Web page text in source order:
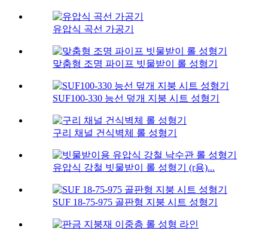
유압식 곡선 가공기
맞춤형 조명 파이프 빗물받이 롤 성형기
SUF100-330 능선 덮개 지붕 시트 성형기
구리 채널 건식벽체 롤 성형기
유압식 강철 빗물받이 롤 성형기 (r용)...
SUF 18-75-975 골판형 지붕 시트 성형기